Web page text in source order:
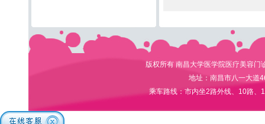
版权所有 南昌大学医学院医疗美容
地址：南昌市八一大道
乘车路线：市内坐2路外线、10路